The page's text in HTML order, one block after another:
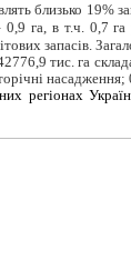
близько
га, в т.ч. 0,7
запасів.
тис. га
насадження;
регіонах